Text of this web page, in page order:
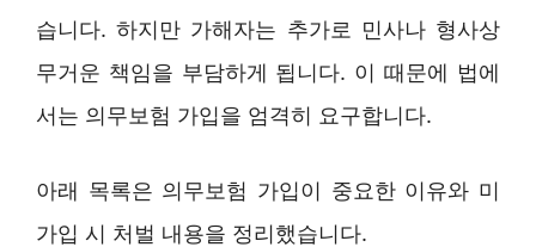
습니다. 하지만 가해자는 추가로 민사나 형사상
무거운 책임을 부담하게 됩니다. 이 때문에 법에
서는 의무보험 가입을 엄격히 요구합니다.
아래 목록은 의무보험 가입이 중요한 이유와 미
가입 시 처벌 내용을 정리했습니다.